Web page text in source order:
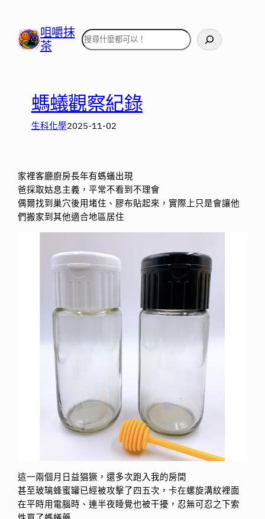
咀嚼抹
茶
搜
尋
螞蟻觀察紀錄
生科化學2025-11-02
家裡客廳廚房長年有螞蟻出現
爸採取姑息主義，平常不看到不理會
偶爾找到巢穴後用堵住、膠布貼起來，實際上只是會讓他
們搬家到其他適合地區居住
這一兩個月日益猖獗，還多次跑入我的房間
甚至玻璃蜂蜜罐已經被攻擊了四五次，卡在螺旋溝紋裡面
在平時用電腦時、連半夜睡覺也被干擾，忍無可忍之下索